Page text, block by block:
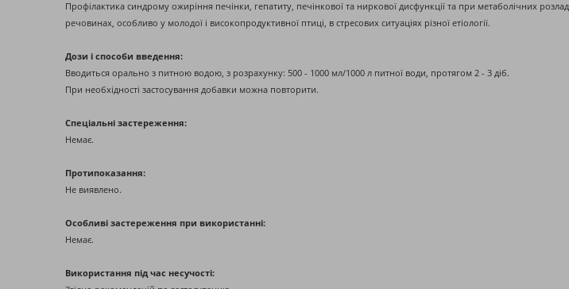
Профілактика синдрому ожиріння печінки, гепатиту, печінкової та ниркової дисфункції та при метаболічних
речовинах, особливо у молодої і високопродуктивної птиці, в стресових ситуаціях різної етіології.
Дози і способи введення:
Вводиться орально з питною водою, з розрахунку: 500 - 1000 мл/1000 л питної води, протягом 2 - 3 діб.
При необхідності застосування добавки можна повторити.
Спеціальні застереження:
Немає.
Протипоказання:
Не виявлено.
Особливі застереження при використанні:
Немає.
Використання під час несучості: